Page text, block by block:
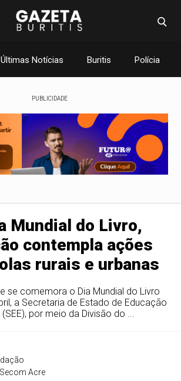
Últimas Notícias Buritis Polícia
PUBLICIDADE
Mundial do Livro,
contempla ações
rurais e urbanas
se comemora o Dia Mundial do Livro
a Secretaria de Estado de Educação
(SEE), por meio da Divisão do ...
Secom Acre